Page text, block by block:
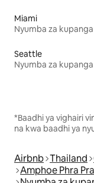
Miami
Seattle
*Baadhi ya vighairi
na kwa baadhi ya
Airbnb Thailand
Amphoe Phra